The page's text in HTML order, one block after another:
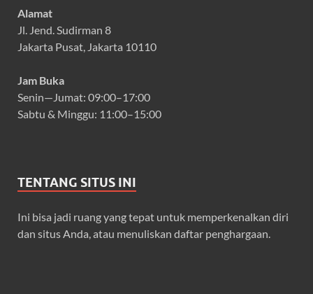
Alamat
Jl. Jend. Sudirman 8
Jakarta Pusat, Jakarta 10110
Jam Buka
Senin—Jumat: 09:00–17:00
Sabtu & Minggu: 11:00–15:00
TENTANG SITUS INI
Ini bisa jadi ruang yang tepat untuk memperkenalkan diri
dan situs Anda, atau menuliskan daftar penghargaan.